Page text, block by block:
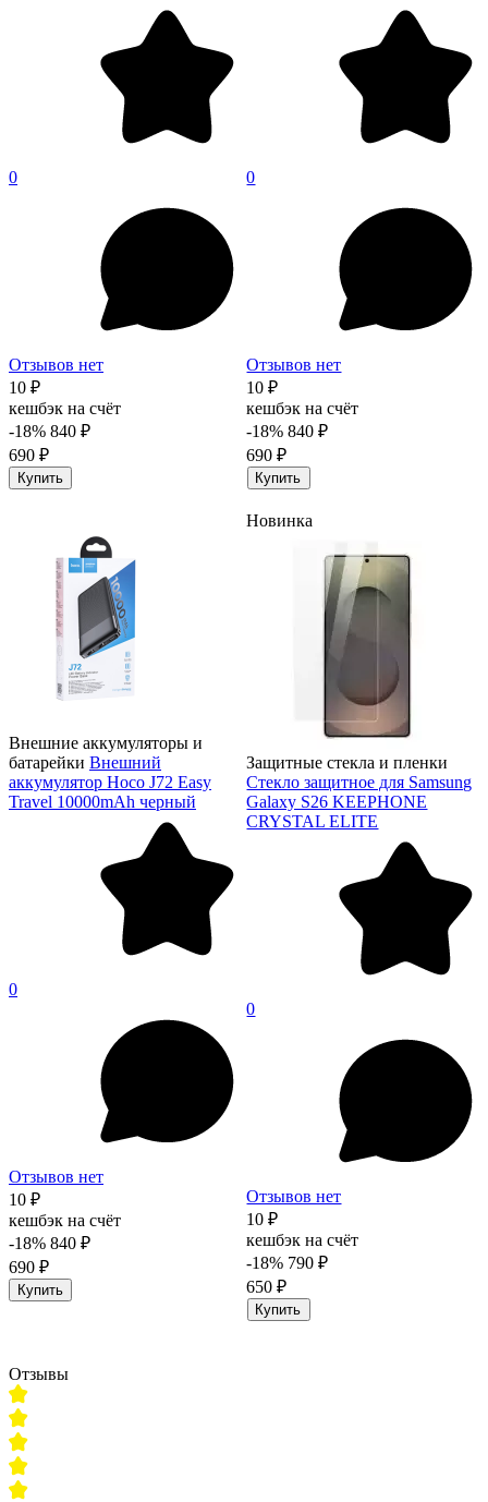
0
Отзывов нет
10 ₽
кешбэк на счёт
-18% 840 ₽
690 ₽
Купить
0
Отзывов нет
10 ₽
кешбэк на счёт
-18% 840 ₽
690 ₽
Купить
Внешние аккумуляторы и
батарейки Внешний
аккумулятор Hoco J72 Easy
Travel 10000mAh черный
0
Отзывов нет
10 ₽
кешбэк на счёт
-18% 840 ₽
690 ₽
Купить
Новинка
Защитные стекла и пленки
Стекло защитное для Samsung
Galaxy S26 KEEPHONE
CRYSTAL ELITE
0
Отзывов нет
10 ₽
кешбэк на счёт
-18% 790 ₽
650 ₽
Купить
Отзывы